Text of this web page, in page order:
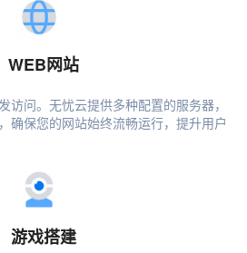
WEB网站
访问。无忧云提供多种配置的服务器，
确保您的网站始终流畅运行，提升用户
游戏搭建